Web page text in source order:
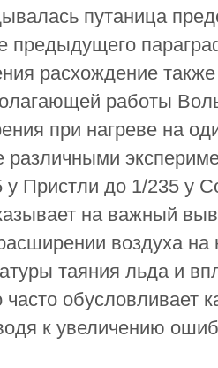
путаница
предыдущего
расхождение
работы
при нагреве на
у Пристли до 1/235 у
на важный
воздуха на
таяния льда и
обусловливает
к увеличению